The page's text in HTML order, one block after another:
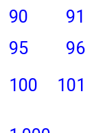
90
91
95
96
100
101